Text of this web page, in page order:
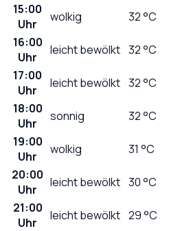
15:00
Uhr
wolkig 32°C
16:00
Uhr
leicht bewölkt 32°C
17:00
Uhr
leicht bewölkt 32°C
18:00
Uhr
sonnig 32°C
19:00
Uhr
wolkig 31 °C
20:00
Uhr
leicht bewölkt 30°C
21:00
Uhr
leicht bewölkt 29°C